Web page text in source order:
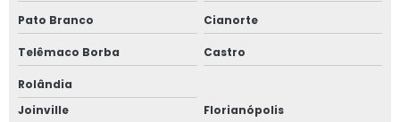
Pato Branco Cianorte
Telêmaco Borba Castro
Rolândia
Joinville
Florianópolis